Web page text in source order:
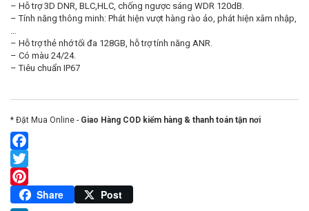
– Hỗ trợ 3D DNR, BLC,HLC, chống ngược sáng WDR 120dB.
– Tính năng thông minh: Phát hiện vượt hàng rào ảo, phát hiện xâm nhập,
…
– Hỗ trợ thẻ nhớ tối đa 128GB, hỗ trợ tính năng ANR.
– Có màu 24/24.
– Tiêu chuẩn IP67
* Đặt Mua Online - Giao Hàng COD kiểm hàng & thanh toán tận nơi
Facebook
Twitter
Pinterest
Share Post